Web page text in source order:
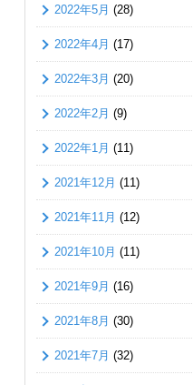
2022年5月 (28)
2022年4月 (17)
2022年3月 (20)
2022年2月 (9)
2022年1月 (11)
2021年12月 (11)
2021年11月 (12)
2021年10月 (11)
2021年9月 (16)
2021年8月 (30)
2021年7月 (32)